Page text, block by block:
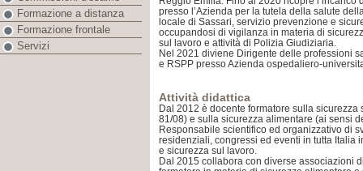
presso l’Azienda per la tutela della salute
locale di Sassari, servizio prevenzione e
occupandosi di vigilanza in materia di
sul lavoro e attività di Polizia Giudiziaria.
Nel 2021 diviene Dirigente delle professioni
e RSPP presso Azienda ospedaliero-
Attività didattica
Dal 2012 è docente formatore sulla
81/08) e sulla sicurezza alimentare (ai sensi
Responsabile scientifico ed organizzativo di
residenziali, congressi ed eventi in tutta Italia
e sicurezza sul lavoro.
Dal 2015 collabora con diverse associazioni
Formazione a distanza
Formazione frontale
Servizi